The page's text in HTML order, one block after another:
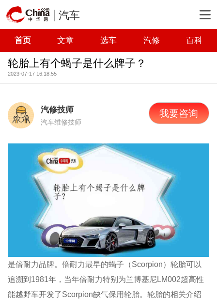
汽车
首页 文章 选车 汽修 百科
轮胎上有个蝎子是什么牌子？
2023-07-17 16:18:55
汽修技师
汽车维修技师
我要咨询
是倍耐力品牌。倍耐力最早的蝎子（Scorpion）轮胎可以
追溯到1981年，当年倍耐力特别为兰博基尼LM002超高性
能越野车开发了Scorpion缺气保用轮胎。轮胎的相关介绍